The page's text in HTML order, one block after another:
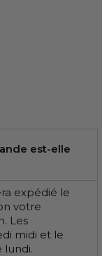
est-elle
expédié le
votre
Les
midi et le
lundi.